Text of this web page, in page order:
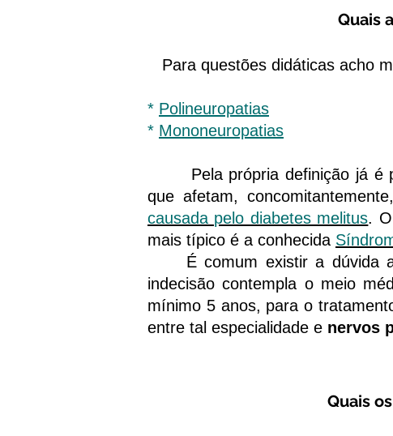
Quais
Para questões didáticas acho
* Polineuropatias
* Mononeuropatias
Pela própria definição já é
que afetam,
causada pelo diabetes melitus.
mais típico é a conhecida
É comum existir a dúvida a
indecisão contempla o meio
mínimo 5 anos, para o
entre tal especialidade e nervos
Quais